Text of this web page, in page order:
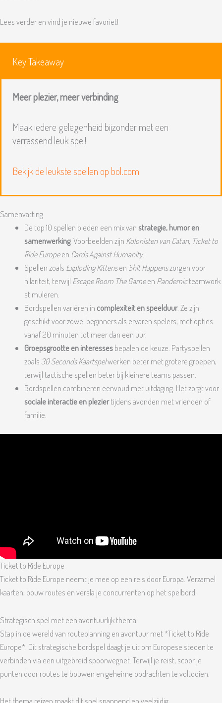
Lees verder en vind je nieuwe favoriet!
Key Takeaway
Meer plezier, meer verbinding
Maak iedere gelegenheid bijzonder met een
verrassend leuk spel!
Bekijk de leukste spellen op bol.com
Samenvatting
De top 10 spellen bieden een mix vanstrategie, humor en
samenwerking. Voorbeelden zijn Kolonisten van Catan, Ticket to
Ride Europeen Cards Against Humanity.
Spellen zoals Exploding Kittensen Shit Happenszorgen voor
hilariteit, terwijl Escape Room The Gameen Pandemicteamwork
stimuleren.
Bordspellen variëren in complexiteit en speelduur. Ze zijn
geschikt voor zowel beginners als ervaren spelers, met opties
vanaf 20 minuten tot meer dan een uur.
Groepsgrootte en interessesbepalen de keuze. Partyspellen
zoals 30 Seconds Kaartspelwerken beter met grotere groepen,
terwijl tactische spellen beter bij kleinere teams passen.
Bordspellen combineren eenvoud met uitdaging. Het zorgt voor
sociale interactie en pleziertijdens avonden met vrienden of
familie.
Ticket to Ride Europe
Ticket to Ride Europe neemt je mee op een reis door Europa. Verzamel
kaarten, bouw routes en versla je concurrenten op het spelbord.
Strategisch spel met een avontuurlijk thema
Stap in de wereld van routeplanning en avontuur met *Ticket to Ride
Europe*. Dit strategische bordspel daagt je uit om Europese steden te
verbinden via een uitgebreid spoorwegnet. Terwijl je reist, scoor je
punten door routes te bouwen en geheime opdrachten te voltooien.